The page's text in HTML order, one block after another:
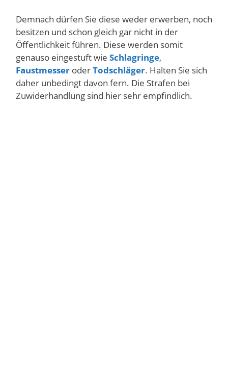
Demnach dürfen Sie diese weder erwerben, noch
besitzen und schon gleich gar nicht in der
Öffentlichkeit führen. Diese werden somit
genauso eingestuft wie Schlagringe,
Faustmesser oderTodschläger. Halten Sie sich
daher unbedingt davon fern. Die Strafen bei
Zuwiderhandlung sind hier sehr empfindlich.